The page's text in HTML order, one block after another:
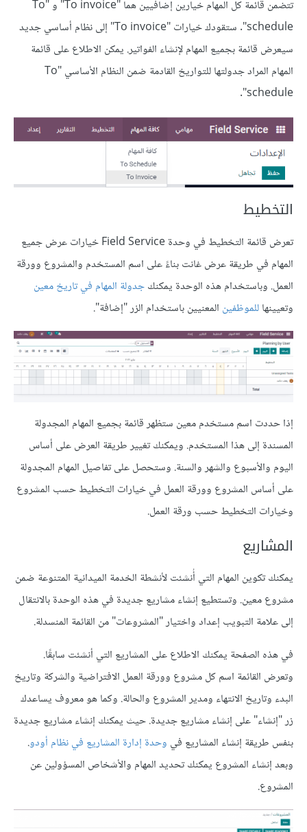
تتضمن قائمة كل المهام خيارين إضافيين هما "To invoice" و "To
schedule". ستقودك خيارات "To invoice" إلى نظام أساسي جديد
سيعرض قائمة بجميع المهام لإنشاء الفواتير. يمكن الاطلاع على قائمة
المهام المراد جدولتها للتواريخ القادمة ضمن النظام الأساسي "To
schedule".
التخطيط
تعرض قائمة التخطيط في وحدة Field Service خيارات عرض جميع
المهام في طريقة عرض غانت بناءً على اسم المستخدم والمشروع وورقة
العمل. وباستخدام هذه الوحدة يمكنكجدولة المهام في تاريخ معين
وتعيينهاللموظفين المعنيين باستخدام الزر "إضافة".
إذا حددت اسم مستخدم معين ستظهر قائمة بجميع المهام المجدولة
المسندة إلى هذا المستخدم. ويمكنك تغيير طريقة العرض على أساس
اليوم والأسبوع والشهر والسنة. وستحصل على تفاصيل المهام المجدولة
على أساس المشروع وورقة العمل في خيارات التخطيط حسب المشروع
وخيارات التخطيط حسب ورقة العمل.
المشاريع
يمكنك تكوين المهام التي أُنشئت لأنشطة الخدمة الميدانية المتنوعة ضمن
مشروع معين. وتستطيع إنشاء مشاريع جديدة في هذه الوحدة بالانتقال
إلى علامة التبويب إعداد واختيار "المشروعات" من القائمة المنسدلة.
في هذه الصفحة يمكنك الاطلاع على المشاريع التي أنشئت سابقًا.
وتعرض القائمة اسم كل مشروع وورقة العمل الافتراضية والشركة وتاريخ
البدء وتاريخ الانتهاء ومدير المشروع والحالة. وكما هو معروف يساعدك
زر "إنشاء" على إنشاء مشاريع جديدة. حيث يمكنك إنشاء مشاريع جديدة
بنفس طريقة إنشاء المشاريع في وحدة إدارة المشاريع في نظام أودو.
وبعد إنشاء المشروع يمكنك تحديد المهام والأشخاص المسؤولين عن
المشروع.